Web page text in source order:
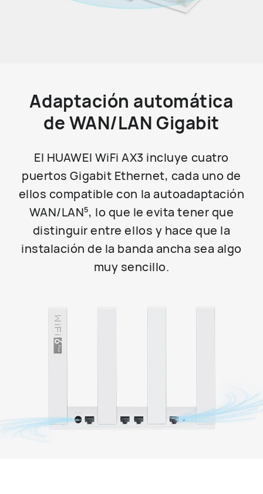
Adaptación automática
de WAN/LAN Gigabit
El HUAWEI WiFi AX3 incluye cuatro
puertos Gigabit Ethernet, cada uno de
ellos compatible con la autoadaptación
WAN/LAN5, lo que le evita tener que
distinguir entre ellos y hace que la
instalación de la banda ancha sea algo
muy sencillo.